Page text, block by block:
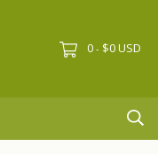
0 - $0 USD